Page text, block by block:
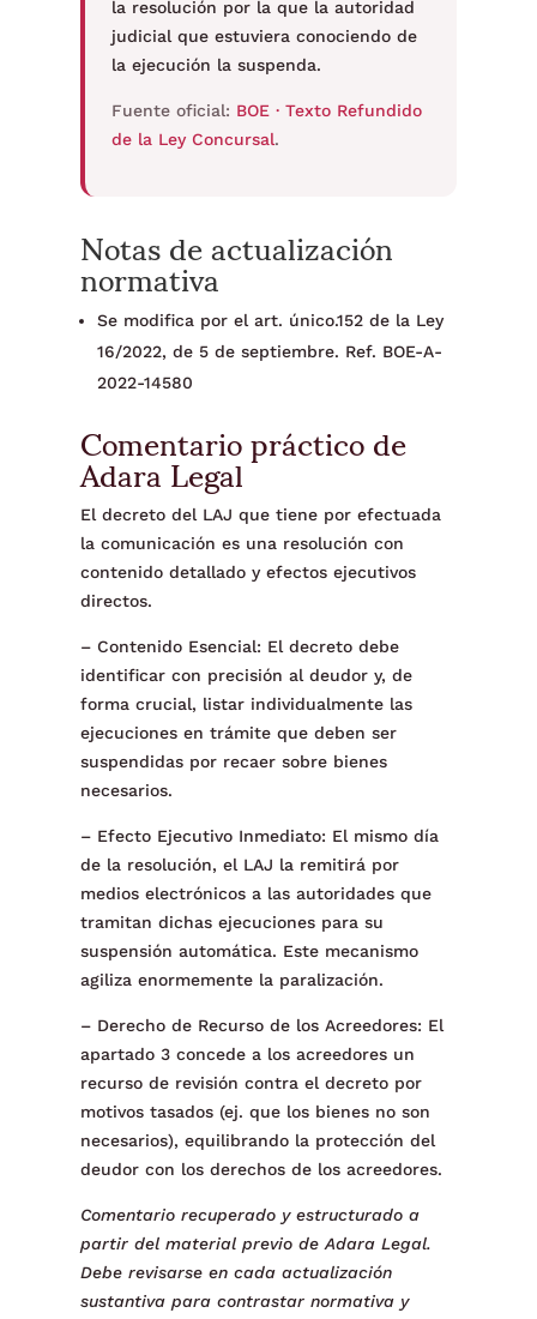
la resolución por la que la autoridad
judicial que estuviera conociendo de
la ejecución la suspenda.
Fuente oficial: BOE · Texto Refundido
de la Ley Concursal.
Notas de actualización
normativa
Se modifica por el art. único.152 de la Ley
16/2022, de 5 de septiembre. Ref. BOE-A-
2022-14580
Comentario práctico de
Adara Legal
El decreto del LAJ que tiene por efectuada
la comunicación es una resolución con
contenido detallado y efectos ejecutivos
directos.
– Contenido Esencial: El decreto debe
identificar con precisión al deudor y, de
forma crucial, listar individualmente las
ejecuciones en trámite que deben ser
suspendidas por recaer sobre bienes
necesarios.
– Efecto Ejecutivo Inmediato: El mismo día
de la resolución, el LAJ la remitirá por
medios electrónicos a las autoridades que
tramitan dichas ejecuciones para su
suspensión automática. Este mecanismo
agiliza enormemente la paralización.
– Derecho de Recurso de los Acreedores: El
apartado 3 concede a los acreedores un
recurso de revisión contra el decreto por
motivos tasados (ej. que los bienes no son
necesarios), equilibrando la protección del
deudor con los derechos de los acreedores.
Comentario recuperado y estructurado a
partir del material previo de Adara Legal.
Debe revisarse en cada actualización
sustantiva para contrastar normativa y